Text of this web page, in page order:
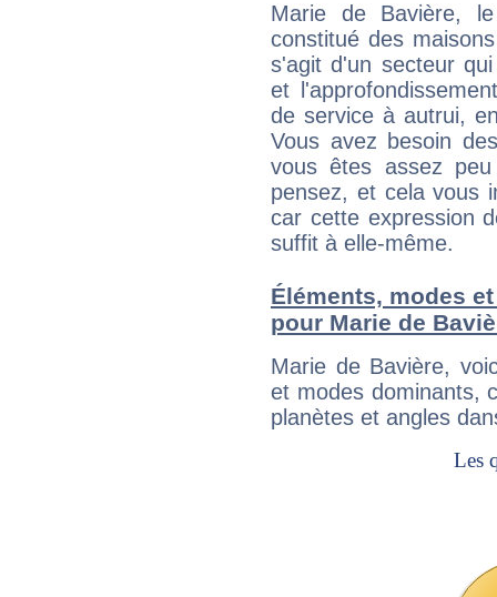
Marie de Bavière,
constitué des
s'agit d'un secteur
et
de service à autrui,
Vous avez besoin
vous êtes assez
pensez, et cela vous
car cette expression
suffit à elle-même.
Éléments, modes
pour Marie de
Marie de Bavière,
et modes dominants,
planètes et angles